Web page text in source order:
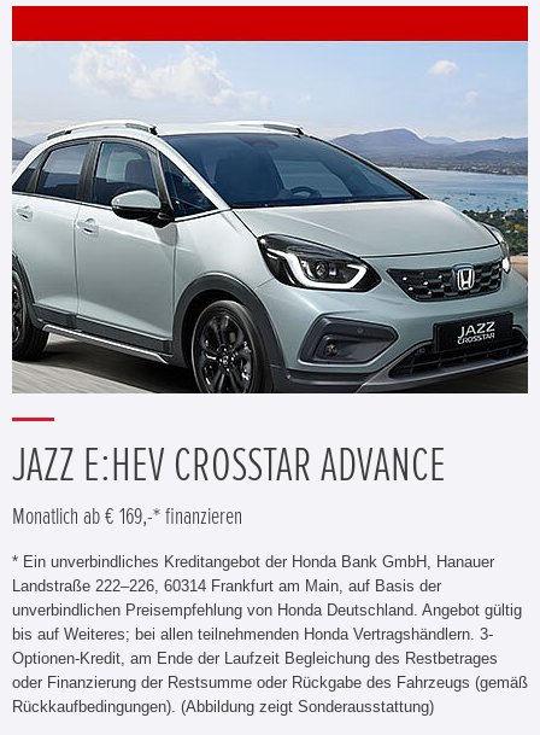
JAZZ E:HEV CROSSTAR ADVANCE
Monatlich ab € 169,-* finanzieren
* Ein unverbindliches Kreditangebot der Honda Bank GmbH, Hanauer
Landstraße 222–226, 60314 Frankfurt am Main, auf Basis der
unverbindlichen Preisempfehlung von Honda Deutschland. Angebot gültig
bis auf Weiteres; bei allen teilnehmenden Honda Vertragshändlern. 3-
Optionen-Kredit, am Ende der Laufzeit Begleichung des Restbetrages
oder Finanzierung der Restsumme oder Rückgabe des Fahrzeugs (gemäß
Rückkaufbedingungen). (Abbildung zeigt Sonderausstattung)